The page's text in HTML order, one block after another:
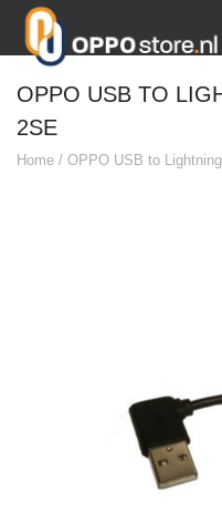
OPPO USB TO
2SE
Home / OPPO USB to